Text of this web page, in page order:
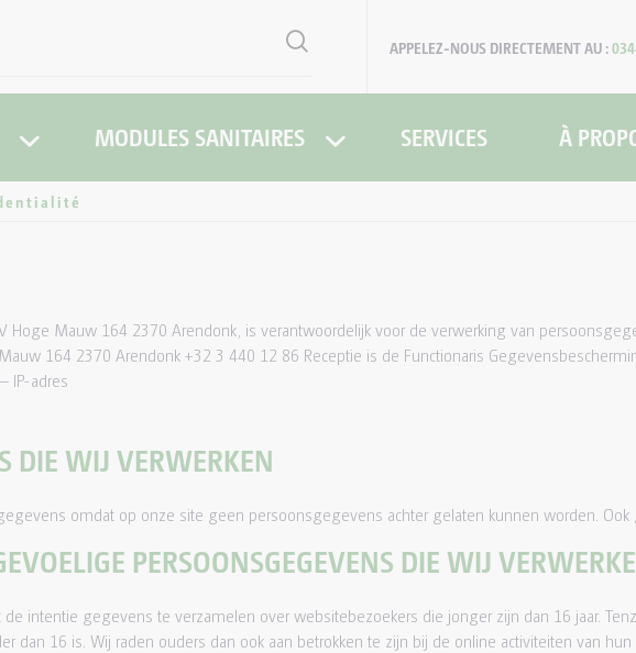
APPELEZ-NOUS DIRECTEMENT AU :
MODULES SANITAIRES SERVICES À
Hoge Mauw 164 2370 Arendonk, is verantwoordelijk voor de verwerking van
164 2370 Arendonk +32 3 440 12 86 Receptie is de Functionaris
IP-adres
DIE WIJ VERWERKEN
omdat op onze site geen persoonsgegevens achter gelaten kunnen worden.
PERSOONSGEGEVENS DIE WIJ
intentie gegevens te verzamelen over websitebezoekers die jonger zijn dan 16 jaar.
dan 16 is. Wij raden ouders dan ook aan betrokken te zijn bij de online activiteiten van